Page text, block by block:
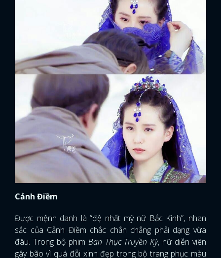
Cảnh Điềm
Được mệnh danh là “đệ nhất mỹ nữ Bắc Kinh”, nhan
sắc của Cảnh Điềm chắc chắn chẳng phải dạng vừa
đâu. Trong bộ phim Ban Thục Truyền Kỳ, nữ diễn viên
gây bão vì quá đỗi xinh đẹp trong bộ trang phục màu